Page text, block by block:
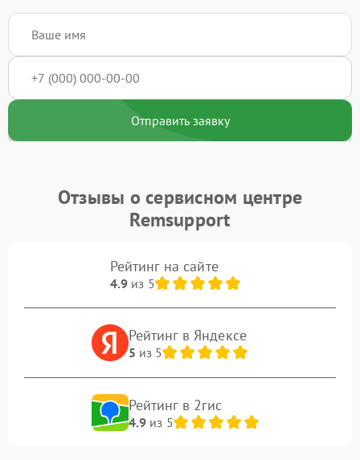
Отправить заявку
Отзывы о сервисном центре
Remsupport
Рейтинг на сайте
4.9из 5
Рейтинг в Яндексе
5 из 5
Рейтинг в 2гис
4.9из 5